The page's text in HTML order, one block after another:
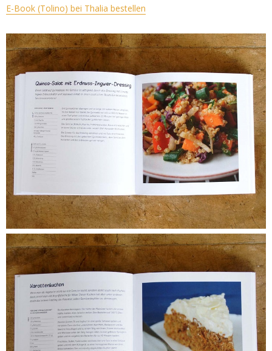
E-Book (Tolino) bei Thalia bestellen